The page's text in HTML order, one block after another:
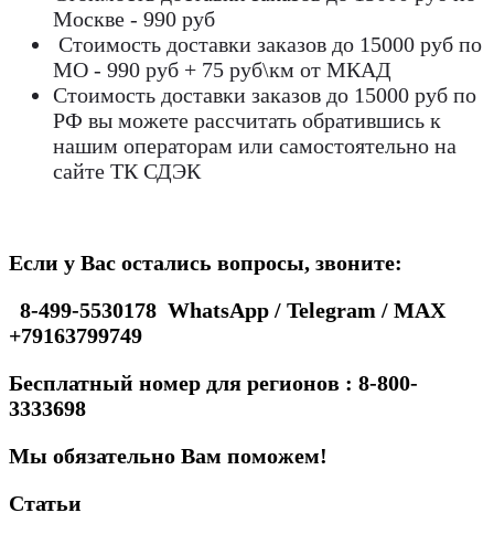
Москве - 990 руб
Стоимость доставки заказов до 15000 руб по
МО - 990 руб + 75 руб\км от МКАД
Стоимость доставки заказов до 15000 руб по
РФ вы можете рассчитать обратившись к
нашим операторам или самостоятельно на
сайте ТК СДЭК
Если у Вас остались вопросы, звоните:
8-499-5530178 WhatsApp / Telegram / MAX
+79163799749
Бесплатный номер для регионов : 8-800-
3333698
Мы обязательно Вам поможем!
Статьи